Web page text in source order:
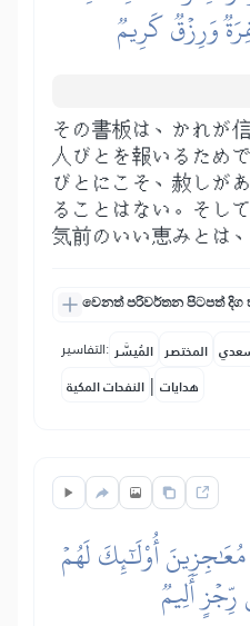
وَرِزۡقٞ كَرِيمٞ
その書板は、かれが
人びとを報いるため
びとにこそ、赦しが
ることはない。そし
気前のいい恵みとは
වෙනත් පරිවර්තන පිටපත් දිග
التفاسير: المُيسَّر المختصر
النفحات المكية | هدايات
مُعَٰجِزِينَ أُوْلَٰٓئِكَ لَهُمۡ
أَلِيمٞ